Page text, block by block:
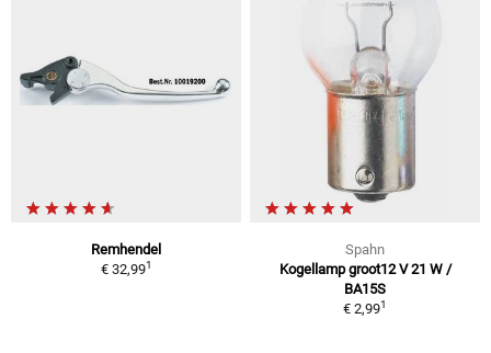
Remhendel
€ 32,991
Spahn
Kogellamp groot12 V 21 W /
BA15S
€ 2,991